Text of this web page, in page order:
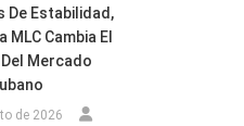
De Estabilidad,
MLC Cambia El
Mercado
de 2026